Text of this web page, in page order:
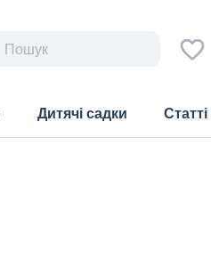
Дитячі садки Статті